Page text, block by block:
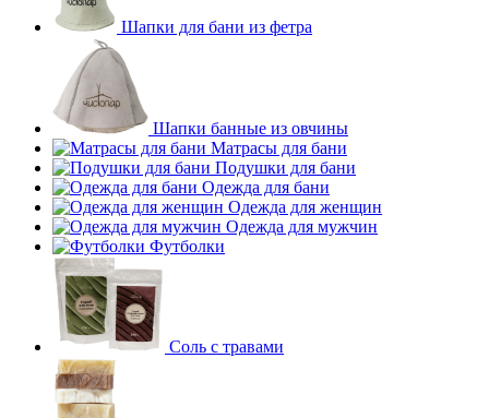
Шапки для бани из фетра
Шапки банные из овчины
Матрасы для бани
Подушки для бани
Одежда для бани
Одежда для женщин
Одежда для мужчин
Футболки
Соль с травами